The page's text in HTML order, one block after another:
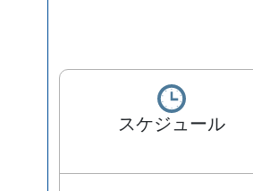
スケジュール